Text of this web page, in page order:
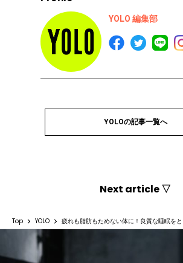
YOLO 編集部
YOLOの記事一覧へ
Next article ▽
Top YOLO 疲れも脂肪もためない体に！良質な睡眠を